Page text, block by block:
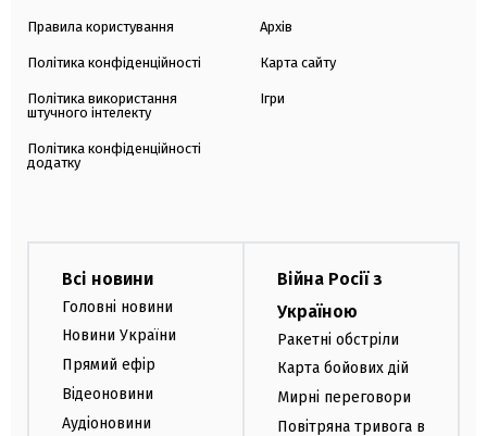
Правила користування
Політика конфіденційності
Політика використання
штучного інтелекту
Політика конфіденційності
додатку
Архів
Карта сайту
Ігри
Всі новини
Головні новини
Новини України
Прямий ефір
Відеоновини
Аудіоновини
Війна Росії з
Україною
Ракетні обстріли
Карта бойових дій
Мирні переговори
Повітряна тривога в